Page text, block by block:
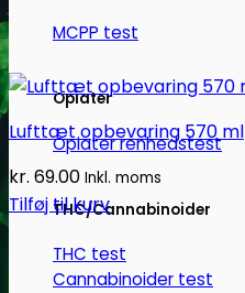
MCPP test
Opiater
Opiater renhedstest
THC/Cannabinoider
THC test
Cannabinoider test
Lufttæt opbevaring 570 ml
kr. 69.00 Inkl. moms
Tilføj til kurv